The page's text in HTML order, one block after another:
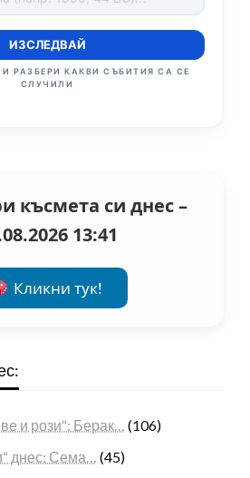
ИЗСЛЕДВАЙ
РАЗБЕРИ КАКВИ СЪБИТИЯ СА СЕ
СЛУЧИЛИ
късмета си днес –
13:41
Кликни тук!
и рози“: Берак… (106)
днес: Сема… (45)